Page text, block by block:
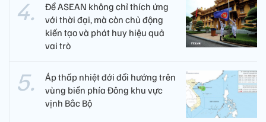
Để ASEAN không chỉ thích ứng
với thời đại, mà còn chủ động
kiến tạo và phát huy hiệu quả
vai trò
Áp thấp nhiệt đới đổi hướng trên
vùng biển phía Đông khu vực
vịnh Bắc Bộ